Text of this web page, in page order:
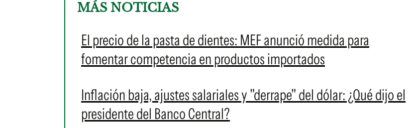
MÁS NOTICIAS
El precio de la pasta de dientes: MEF anunció medida para
fomentar competencia en productos importados
Inflación baja, ajustes salariales y "derrape" del dólar: ¿Qué dijo el
presidente del Banco Central?